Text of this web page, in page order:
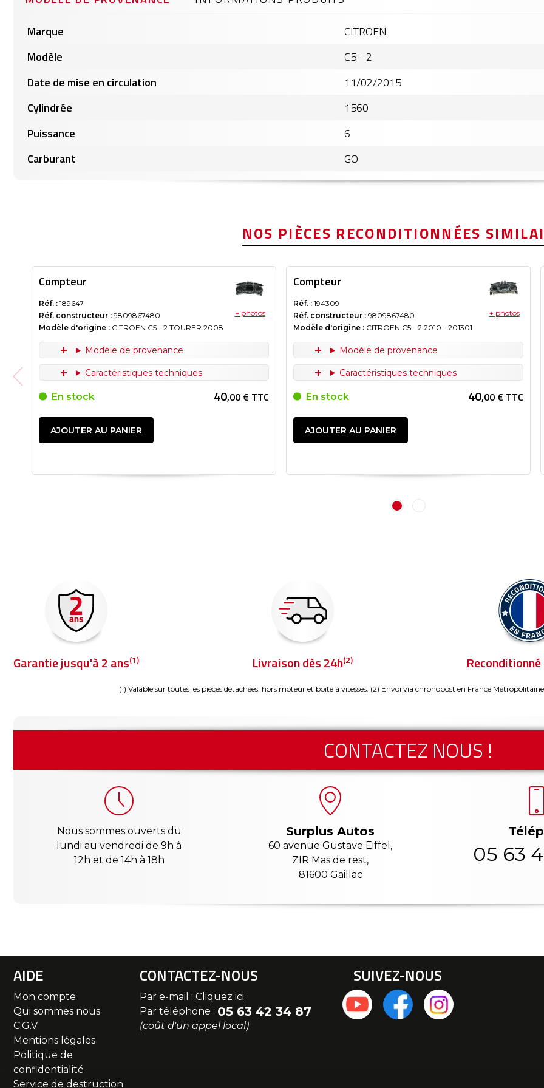
gallery
produits
Marque
CITROEN
Modèle
C5 - 2
Date de mise en circulation
11/02/2015
Cylindrée
1560
Puissance
6
Carburant
GO
NOS PIÈCES RECONDITIONNÉES
Compteur
Réf. : 189647
Réf. constructeur : 9809867480
Modèle d'origine : CITROEN C5 - 2 TOURER 2008
+ photos
Modèle de provenance
Caractéristiques techniques
En stock 40,00 € TTC
AJOUTER AU PANIER
Compteur
Réf. : 194309
Réf. constructeur : 9809867480
Modèle d'origine : CITROEN C5 - 2 2010 - 201301
+ photos
Modèle de provenance
Caractéristiques techniques
En stock 40,00 € TTC
AJOUTER AU PANIER
Garantie jusqu'à 2 ans(1) Livraison dès 24h(2) Reconditionné
(1) Valable sur toutes les pièces détachées, hors moteur et boîte à vitesses. (2) Envoi via chronopost en France
CONTACTEZ NOUS !
Nous sommes ouverts du
lundi au vendredi de 9h à
12h et de 14h à 18h
Surplus Autos
60 avenue Gustave Eiffel,
ZIR Mas de rest,
81600 Gaillac
05 63
AIDE
Mon compte
Qui sommes nous
C.G.V
Mentions légales
Politique de
confidentialité
Service de destruction
CONTACTEZ-NOUS
Par e-mail : Cliquez ici
Par téléphone : 05 63 42 34 87
(coût d'un appel local)
SUIVEZ-NOUS